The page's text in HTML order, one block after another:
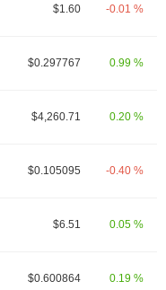
$1.60 -0.01 %
$0.297767 0.99 %
$4,260.71 0.20 %
$0.105095 -0.40 %
$6.51 0.05 %
$0.600864 0.19 %